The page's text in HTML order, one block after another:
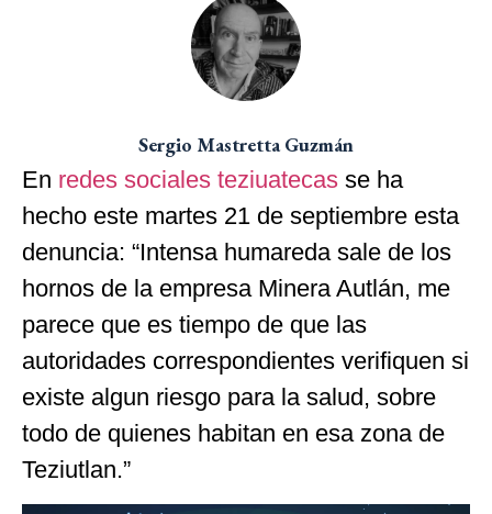
Sergio Mastretta Guzmán
En redes sociales teziuatecas se ha
hecho este martes 21 de septiembre esta
denuncia: “Intensa humareda sale de los
hornos de la empresa Minera Autlán, me
parece que es tiempo de que las
autoridades correspondientes verifiquen si
existe algun riesgo para la salud, sobre
todo de quienes habitan en esa zona de
Teziutlan.”